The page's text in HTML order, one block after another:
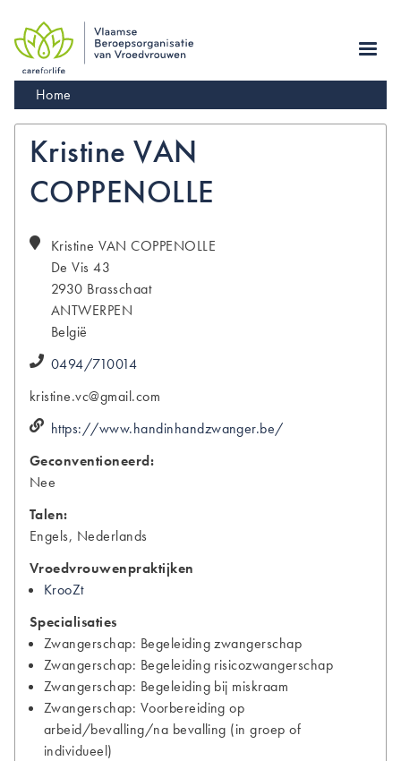
main
navigation
Kruimelpad
Home
Kristine VAN
COPPENOLLE
Kristine VAN COPPENOLLE
De Vis 43
2930 Brasschaat
ANTWERPEN
België
0494/710014
kristine.vc@gmail.com
https://www.handinhandzwanger.be/
Geconventioneerd:
Nee
Talen:
Engels, Nederlands
Vroedvrouwenpraktijken
KrooZt
Specialisaties
Zwangerschap: Begeleiding zwangerschap
Zwangerschap: Begeleiding risicozwangerschap
Zwangerschap: Begeleiding bij miskraam
Zwangerschap: Voorbereiding op
arbeid/bevalling/na bevalling (in groep of
individueel)